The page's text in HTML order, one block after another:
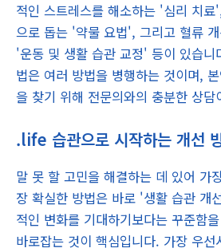
적인 스트레스를 해소하는 '심리 치
으로 돕는 '약물 요법', 그리고 혈류
'운동 및 생활 습관 교정' 등이 있습니
법은 여러 방법을 병행하는 것이며,
을 찾기 위해 전문의와의 충분한 상담
.life 습관으로 시작하는 개선
말 못 할 고민을 해결하는 데 있어 가
장 확실한 방법은 바로 '생활 습관 개
적인 변화를 기대하기보다는 꾸준함
바로잡는 것이 핵심입니다. 가장 우